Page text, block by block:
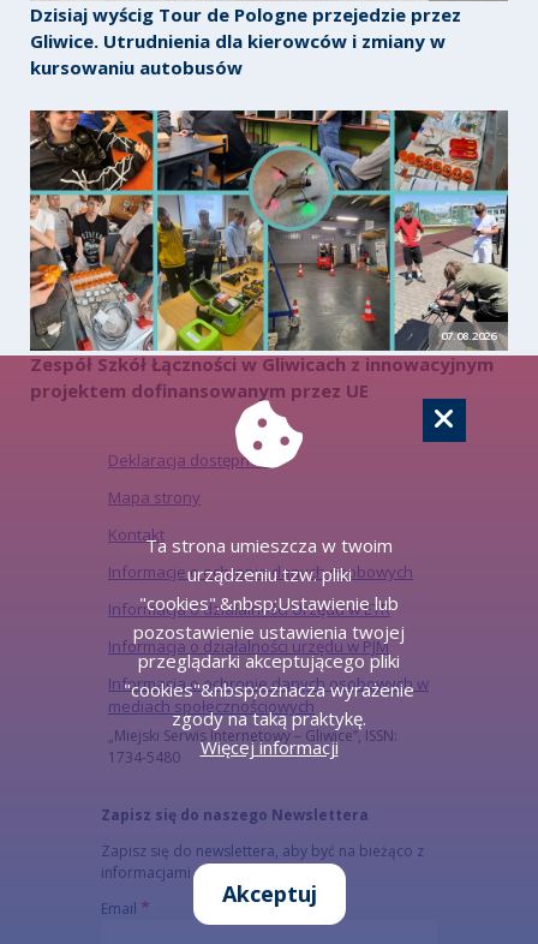
Dzisiaj wyścig Tour de Pologne przejedzie przez
Gliwice. Utrudnienia dla kierowców i zmiany w
kursowaniu autobusów
07.08.2026
Zespół Szkół Łączności w Gliwicach z innowacyjnym
projektem dofinansowanym przez UE
Deklaracja dostępności
Mapa strony
Kontakt
Informacje o ochronie danych osobowych
Informacja o działalności Urzędu w ETR
Informacja o działalności urzędu w PJM
Informacja o ochronie danych osobowych w
mediach społecznościowych
„Miejski Serwis Internetowy – Gliwice”, ISSN:
1734-5480
Zapisz się do naszego Newslettera
Zapisz się do newslettera, aby być na bieżąco z
informacjami o mieście.
Email
Ta strona umieszcza w twoim
urządzeniu tzw. pliki
"cookies".&nbsp;Ustawienie lub
pozostawienie ustawienia twojej
przeglądarki akceptującego pliki
"cookies"&nbsp;oznacza wyrażenie
zgody na taką praktykę.
Więcej informacji
Akceptuj